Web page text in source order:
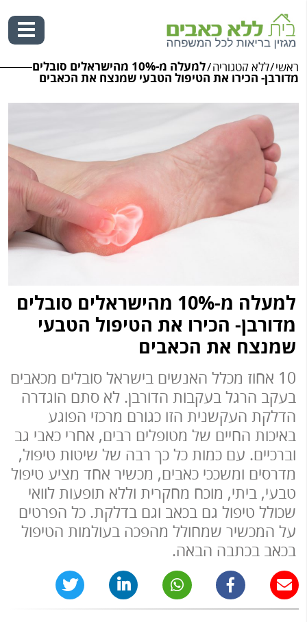
Skip
to
content
ראשי/ללא קטגוריה/ למעלה מ-10% מהישראלים סובלים
מדורבן- הכירו את הטיפול הטבעי שמנצח את הכאבים
למעלה מ-10% מהישראלים סובלים
מדורבן- הכירו את הטיפול הטבעי
שמנצח את הכאבים
10 אחוז מכלל האנשים בישראל סובלים מכאבים
בעקב הרגל בעקבות הדורבן. לא סתם הוגדרה
הדלקת העקשנית הזו כגורם מרכזי הפוגע
באיכות החיים של מטופלים רבים, אחרי כאבי גב
וברכיים. עם כמות כל כך רבה של שיטות טיפול,
מדרסים ומשככי כאבים, מכשיר אחד מציע טיפול
טבעי, ביתי, מוכח מחקרית וללא תופעות לוואי
שכולל טיפול גם בכאב וגם בדלקת. כל הפרטים
על המכשיר שמחולל מהפכה בעולמות הטיפול
בכאב בכתבה הבאה.